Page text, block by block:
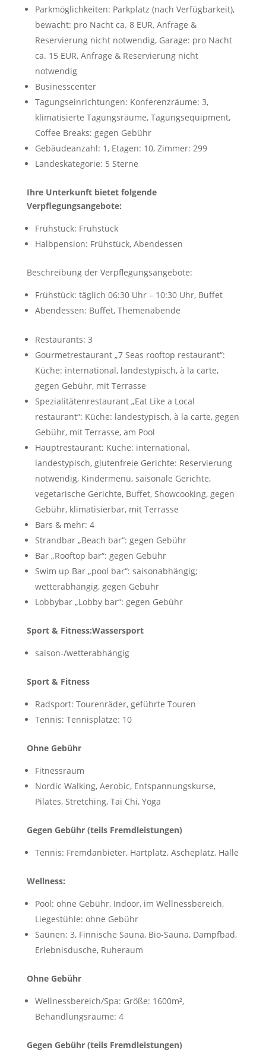
Parkmöglichkeiten: Parkplatz (nach Verfügbarkeit),
bewacht: pro Nacht ca. 8 EUR, Anfrage &
Reservierung nicht notwendig, Garage: pro Nacht
ca. 15 EUR, Anfrage & Reservierung nicht
notwendig
Businesscenter
Tagungseinrichtungen: Konferenzräume: 3,
klimatisierte Tagungsräume, Tagungsequipment,
Coffee Breaks: gegen Gebühr
Gebäudeanzahl: 1, Etagen: 10, Zimmer: 299
Landeskategorie: 5 Sterne
Ihre Unterkunft bietet folgende
Verpflegungsangebote:
Frühstück: Frühstück
Halbpension: Frühstück, Abendessen
Beschreibung der Verpflegungsangebote:
Frühstück: täglich 06:30 Uhr – 10:30 Uhr, Buffet
Abendessen: Buffet, Themenabende
Restaurants: 3
Gourmetrestaurant „7 Seas rooftop restaurant“:
Küche: international, landestypisch, à la carte,
gegen Gebühr, mit Terrasse
Spezialitätenrestaurant „Eat Like a Local
restaurant“: Küche: landestypisch, à la carte, gegen
Gebühr, mit Terrasse, am Pool
Hauptrestaurant: Küche: international,
landestypisch, glutenfreie Gerichte: Reservierung
notwendig, Kindermenü, saisonale Gerichte,
vegetarische Gerichte, Buffet, Showcooking, gegen
Gebühr, klimatisierbar, mit Terrasse
Bars & mehr: 4
Strandbar „Beach bar“: gegen Gebühr
Bar „Rooftop bar“: gegen Gebühr
Swim up Bar „pool bar“: saisonabhängig;
wetterabhängig, gegen Gebühr
Lobbybar „Lobby bar“: gegen Gebühr
Sport & Fitness:Wassersport
saison-/wetterabhängig
Sport & Fitness
Radsport: Tourenräder, geführte Touren
Tennis: Tennisplätze: 10
Ohne Gebühr
Fitnessraum
Nordic Walking, Aerobic, Entspannungskurse,
Pilates, Stretching, Tai Chi, Yoga
Gegen Gebühr (teils Fremdleistungen)
Tennis: Fremdanbieter, Hartplatz, Ascheplatz, Halle
Wellness:
Pool: ohne Gebühr, Indoor, im Wellnessbereich,
Liegestühle: ohne Gebühr
Saunen: 3, Finnische Sauna, Bio-Sauna, Dampfbad,
Erlebnisdusche, Ruheraum
Ohne Gebühr
Wellnessbereich/Spa: Größe: 1600m²,
Behandlungsräume: 4
Gegen Gebühr (teils Fremdleistungen)